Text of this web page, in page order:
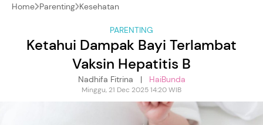
Home Parenting Kesehatan
PARENTING
Ketahui Dampak Bayi Terlambat
Vaksin Hepatitis B
Nadhifa Fitrina | HaiBunda
Minggu, 21 Dec 2025 14:20 WIB